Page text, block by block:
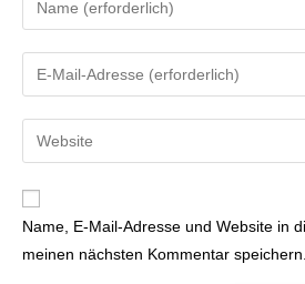
Name, E-Mail-Adresse und Website in
meinen nächsten Kommentar speichern.